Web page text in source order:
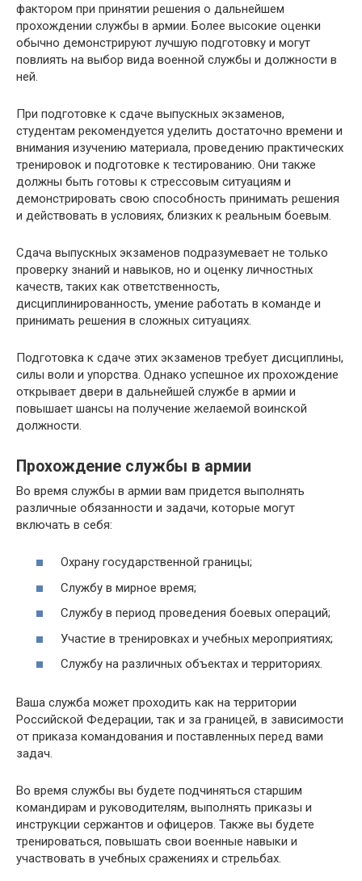
фактором при принятии решения о дальнейшем
прохождении службы в армии. Более высокие оценки
обычно демонстрируют лучшую подготовку и могут
повлиять на выбор вида военной службы и должности в
ней.
При подготовке к сдаче выпускных экзаменов,
студентам рекомендуется уделить достаточно времени и
внимания изучению материала, проведению практических
тренировок и подготовке к тестированию. Они также
должны быть готовы к стрессовым ситуациям и
демонстрировать свою способность принимать решения
и действовать в условиях, близких к реальным боевым.
Сдача выпускных экзаменов подразумевает не только
проверку знаний и навыков, но и оценку личностных
качеств, таких как ответственность,
дисциплинированность, умение работать в команде и
принимать решения в сложных ситуациях.
Подготовка к сдаче этих экзаменов требует дисциплины,
силы воли и упорства. Однако успешное их прохождение
открывает двери в дальнейшей службе в армии и
повышает шансы на получение желаемой воинской
должности.
Прохождение службы в армии
Во время службы в армии вам придется выполнять
различные обязанности и задачи, которые могут
включать в себя:
Охрану государственной границы;
Службу в мирное время;
Службу в период проведения боевых операций;
Участие в тренировках и учебных мероприятиях;
Службу на различных объектах и территориях.
Ваша служба может проходить как на территории
Российской Федерации, так и за границей, в зависимости
от приказа командования и поставленных перед вами
задач.
Во время службы вы будете подчиняться старшим
командирам и руководителям, выполнять приказы и
инструкции сержантов и офицеров. Также вы будете
тренироваться, повышать свои военные навыки и
участвовать в учебных сражениях и стрельбах.